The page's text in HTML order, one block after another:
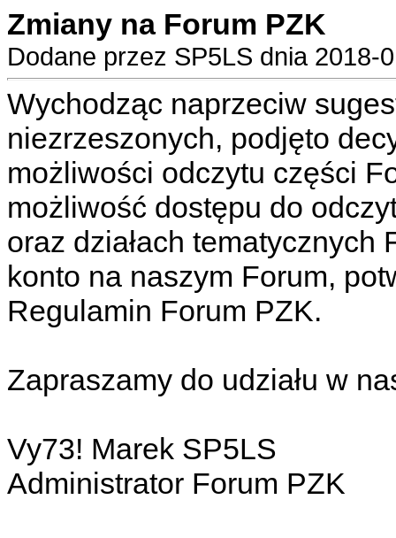
Zmiany na Forum PZK
Dodane przez SP5LS dnia 2018-
Wychodząc naprzeciw
niezrzeszonych, podjęto
możliwości odczytu części
możliwość dostępu do
oraz działach
konto na naszym Forum,
Regulamin Forum PZK.
Zapraszamy do udziału w
Vy73! Marek SP5LS
Administrator Forum PZK